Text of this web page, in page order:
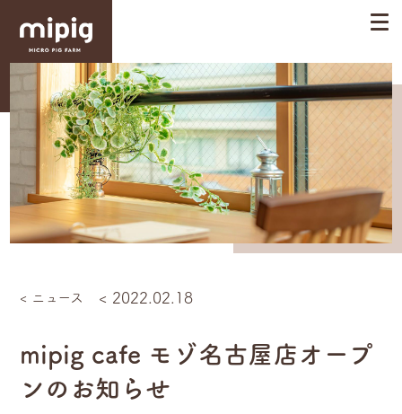
< ニュース < 2022.02.18
mipig cafe モゾ名古屋店オープ
ンのお知らせ